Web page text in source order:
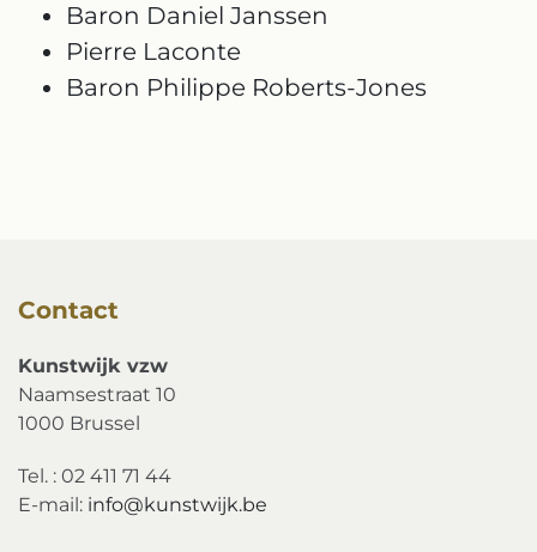
Baron Daniel Janssen
Pierre Laconte
Baron Philippe Roberts-Jones
Contact
Kunstwijk vzw
Naamsestraat 10
1000 Brussel
Tel. : 02 411 71 44
E-mail: info@kunstwijk.be